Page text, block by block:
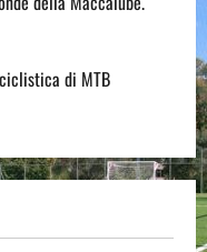
di MTB